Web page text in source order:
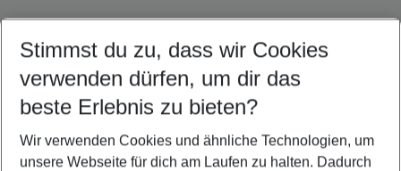
Quicklinks
Stimmst du zu, dass wir Cookies
verwenden dürfen, um dir das
beste Erlebnis zu bieten?
Wir verwenden Cookies und ähnliche Technologien, um
unsere Webseite für dich am Laufen zu halten. Dadurch